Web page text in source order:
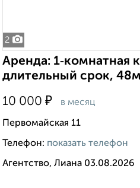
2
Аренда: 1‑комнатная
длительный срок,
10 000 ₽ в месяц
Первомайская 11
Телефон: показать телефон
Агентство, Лиана 03.08.2026